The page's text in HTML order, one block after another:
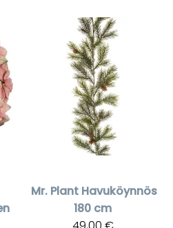
Mr. Plant Havuköynnös
180 cm